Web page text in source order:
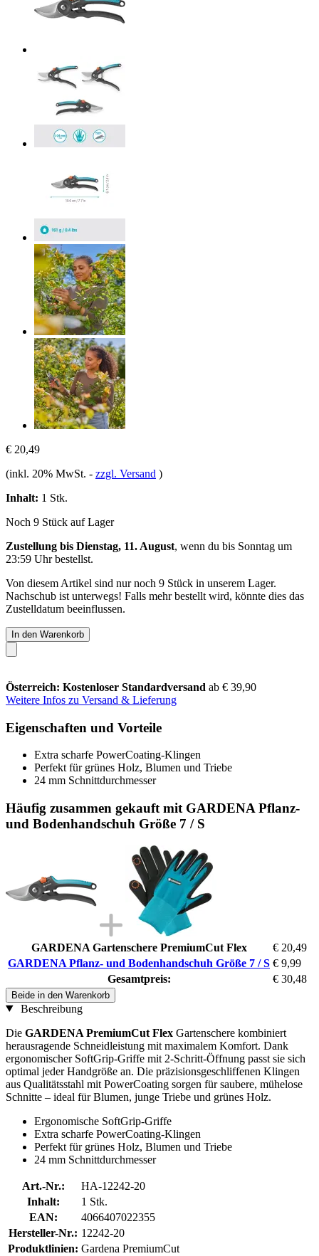
€ 20,49
(inkl. 20% MwSt. - zzgl. Versand )
Inhalt: 1 Stk.
Noch 9 Stück auf Lager
Zustellung bis Dienstag, 11. August, wenn du bis Sonntag um
23:59 Uhrbestellst.
Von diesem Artikel sind nur noch 9 Stück in unserem Lager.
Nachschub ist unterwegs! Falls mehr bestellt wird, könnte dies das
Zustelldatum beeinflussen.
In den Warenkorb
Österreich: Kostenloser Standardversand ab € 39,90
Weitere Infos zu Versand & Lieferung
Eigenschaften und Vorteile
Extra scharfe PowerCoating-Klingen
Perfekt für grünes Holz, Blumen und Triebe
24 mm Schnittdurchmesser
Häufig zusammen gekauft mit GARDENA Pflanz-
und Bodenhandschuh Größe 7 / S
GARDENA Gartenschere PremiumCut Flex
€ 20,49
GARDENA Pflanz- und Bodenhandschuh Größe 7 / S € 9,99
Gesamtpreis:
€ 30,48
Beide in den Warenkorb
Beschreibung
Die GARDENA PremiumCut Flex Gartenschere kombiniert
herausragende Schneidleistung mit maximalem Komfort. Dank
ergonomischer SoftGrip-Griffe mit 2-Schritt-Öffnung passt sie sich
optimal jeder Handgröße an. Die präzisionsgeschliffenen Klingen
aus Qualitätsstahl mit PowerCoating sorgen für saubere, mühelose
Schnitte – ideal für Blumen, junge Triebe und grünes Holz.
Ergonomische SoftGrip-Griffe
Extra scharfe PowerCoating-Klingen
Perfekt für grünes Holz, Blumen und Triebe
24 mm Schnittdurchmesser
Art.-Nr.:
HA-12242-20
Inhalt:
1 Stk.
EAN:
4066407022355
Hersteller-Nr.: 12242-20
Produktlinien: Gardena PremiumCut